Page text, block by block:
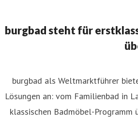
Content Editor
burgbad steht für
burgbad als Weltmarktführer
Lösungen an: vom Familienbad in
klassischen Badmöbel-